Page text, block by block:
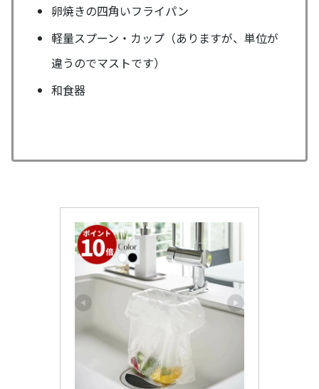
卵焼きの四角いフライパン
軽量スプーン・カップ（ありますが、単位が
違うのでマストです）
和食器